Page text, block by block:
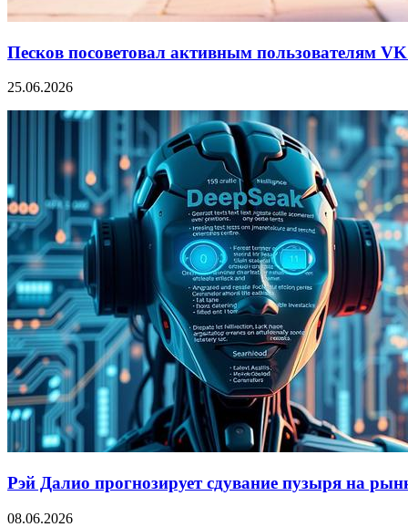
Песков посоветовал активным пользователям
25.06.2026
Рэй Далио прогнозирует сдувание пузыря на
08.06.2026